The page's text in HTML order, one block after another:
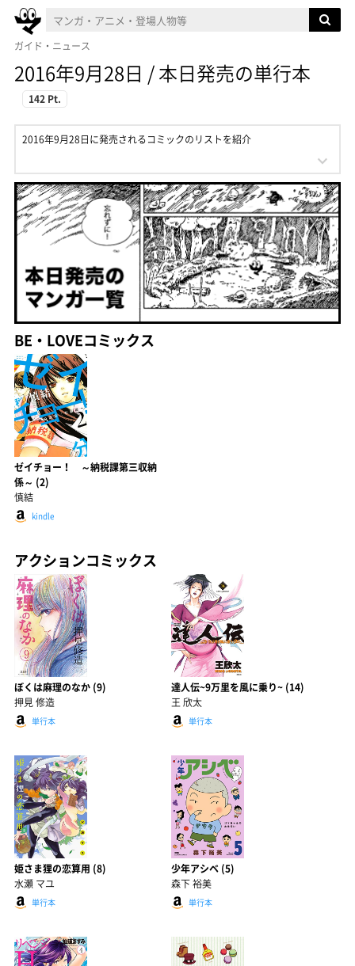
ガイド・ニュース
2016年9月28日 / 本日発売の単行本
142 Pt.
2016年9月28日に発売されるコミックのリストを紹介
BE・LOVEコミックス
ゼイチョー！ ～納税課第三収納
係～ (2)
慎結
kindle
アクションコミックス
ぼくは麻理のなか (9)
押見 修造
単行本
達人伝~9万里を風に乗り~ (14)
王 欣太
単行本
姫さま狸の恋算用 (8)
水瀬 マユ
単行本
少年アシベ (5)
森下 裕美
単行本